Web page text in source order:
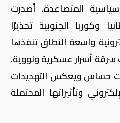
المتصاعدة، أصدرت
وكوريا الجنوبية تحذيرًا
واسعة النطاق تنفذها
سرقة أسرار عسكرية ونووية.
حساس ويعكس التهديدات
وتأثيراتها المحتملة